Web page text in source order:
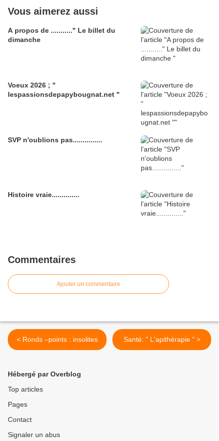
Vous aimerez aussi
A propos de ..........." Le billet du
dimanche
Voeux 2026 ; "
lespassionsdepapybougnat.net "
SVP n'oublions pas...............
Histoire vraie..............
Commentaires
Ajouter un commentaire
< Ronds –points : insolites Santé: " L'apithérapie " >
Hébergé par Overblog
Top articles
Pages
Contact
Signaler un abus